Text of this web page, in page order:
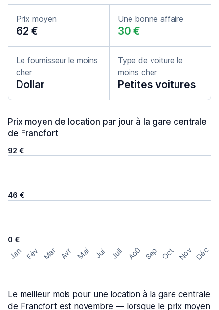
Prix moyen
62 €
Une bonne affaire
30 €
Le fournisseur le moins
cher
Dollar
Type de voiture le
moins cher
Petites voitures
Prix moyen de location par jour à la gare centrale
de Francfort
92 €
46 €
0 €
Jan Fév Mar Avr Mai Jui Juil Aoû Sep Oct Nov Déc
Le meilleur mois pour une location à la gare centrale
de Francfort est novembre — lorsque le prix moyen